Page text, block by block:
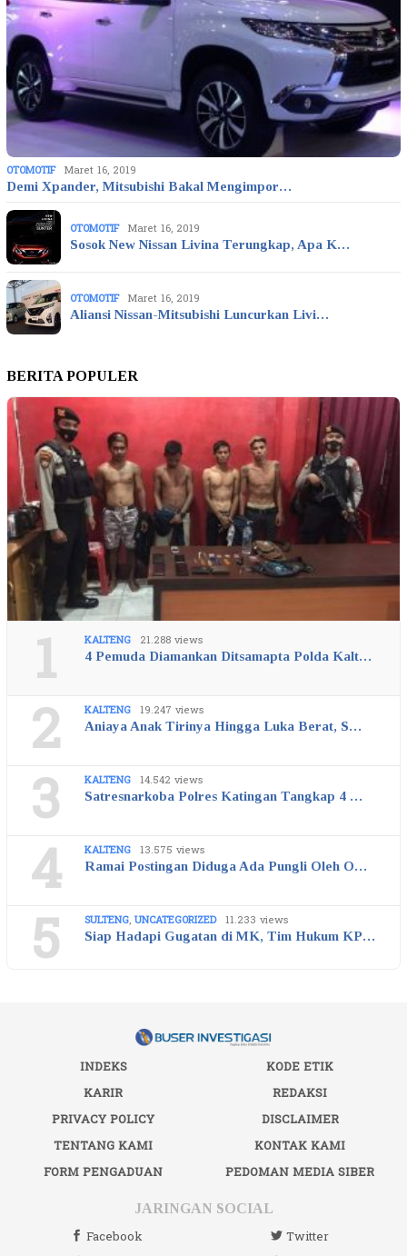
OTOMOTIF Maret 16, 2019
Demi Xpander, Mitsubishi Bakal Mengimpor…
OTOMOTIF Maret 16, 2019
Sosok New Nissan Livina Terungkap, Apa K…
OTOMOTIF Maret 16, 2019
Aliansi Nissan-Mitsubishi Luncurkan Livi…
BERITA POPULER
1 KALTENG 21.288 views
4 Pemuda Diamankan Ditsamapta Polda Kalt…
2 KALTENG 19.247 views
Aniaya Anak Tirinya Hingga Luka Berat, S…
3 KALTENG 14.542 views
Satresnarkoba Polres Katingan Tangkap 4 …
4 KALTENG 13.575 views
Ramai Postingan Diduga Ada Pungli Oleh O…
5 SULTENG, UNCATEGORIZED 11.233 views
Siap Hadapi Gugatan di MK, Tim Hukum KP…
INDEKS
KODE ETIK
KARIR
REDAKSI
PRIVACY POLICY
DISCLAIMER
TENTANG KAMI
KONTAK KAMI
FORM PENGADUAN
PEDOMAN MEDIA SIBER
JARINGAN SOCIAL
Facebook
Twitter